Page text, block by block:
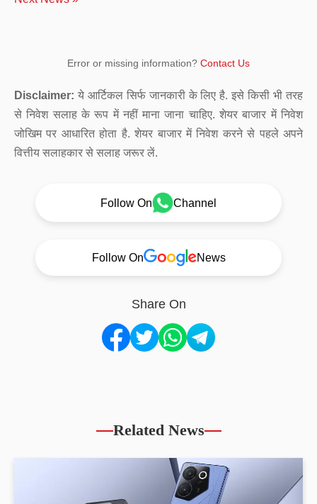
Error or missing information? Contact Us
Disclaimer: ये आर्टिकल सिर्फ जानकारी के लिए है. इसे किसी भी तरह
से निवेश सलाह के रूप में नहीं माना जाना चाहिए. शेयर बाजार में निवेश
जोखिम पर आधारित होता है. शेयर बाजार में निवेश करने से पहले अपने
वित्तीय सलाहकार से सलाह जरूर लें.
Follow On Channel
Follow On News
Share On
Related News